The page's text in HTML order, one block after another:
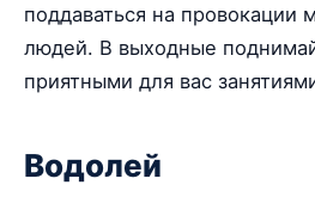
поддаваться на провокации
людей. В выходные
приятными для вас
Водолей